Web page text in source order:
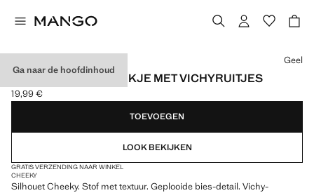
Ga naar de hoofdinhoud
CHEEKY BIKINIBROEKJE MET VICHYRUITJES
Huidige prijs [19,99 € ]
19,99 €
Kies een kleur
Geel
TOEVOEGEN
LOOK BEKIJKEN
GRATIS VERZENDING NAAR WINKEL
CHEEKY
Silhouet Cheeky. Stof met textuur. Geplooide bies-detail. Vichy-